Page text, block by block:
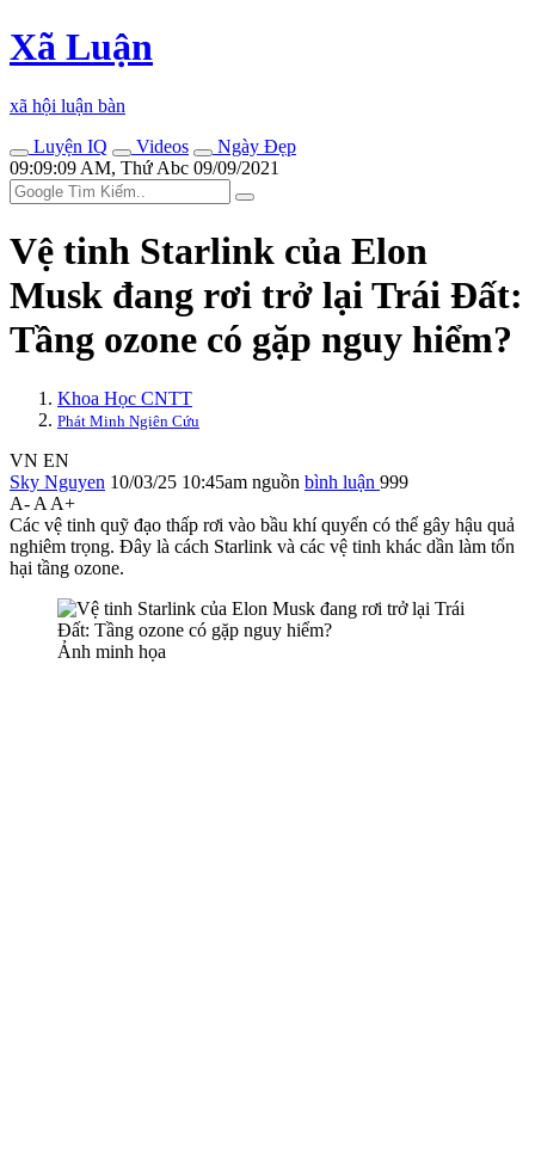
Xã Luận
xã hội luận bàn
Luyện IQ
Videos
Ngày Đẹp
09:09:09 AM, Thứ Abc 09/09/2021
Vệ tinh Starlink của Elon
Musk đang rơi trở lại Trái Đất:
Tầng ozone có gặp nguy hiểm?
Khoa Học CNTT
Phát Minh Ngiên Cứu
VN EN
Sky Nguyen 10/03/25 10:45am nguồn bình luận 999
A- A A+
Các vệ tinh quỹ đạo thấp rơi vào bầu khí quyển có thể gây hậu quả
nghiêm trọng. Đây là cách Starlink và các vệ tinh khác dần làm tổn
hại tầng ozone.
Ảnh minh họa